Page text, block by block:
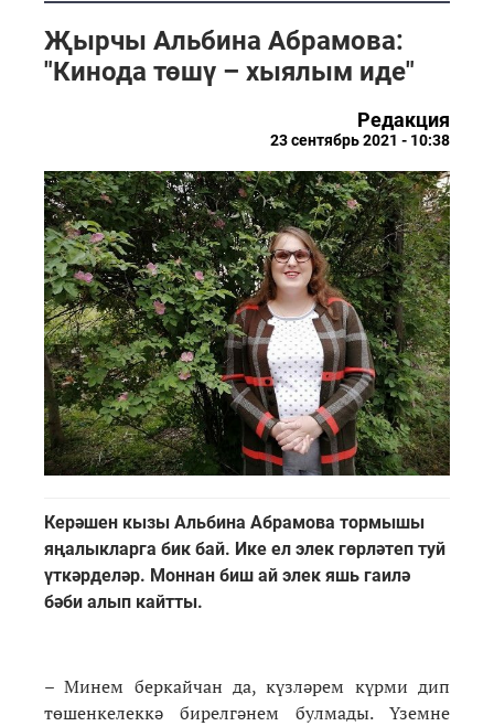
Җырчы Альбина Абрамова:
"Кинода төшү – хыялым иде"
Редакция
23 сентябрь 2021 - 10:38
Керәшен кызы Альбина Абрамова тормышы
яңалыкларга бик бай. Ике ел элек гөрләтеп туй
үткәрделәр. Моннан биш ай элек яшь гаилә
бәби алып кайтты.
– Минем беркайчан да, күзләрем күрми дип
төшенкелеккә бирелгәнем булмады. Үземне